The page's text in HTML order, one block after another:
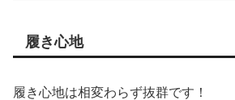
履き心地
履き心地は相変わらず抜群です！